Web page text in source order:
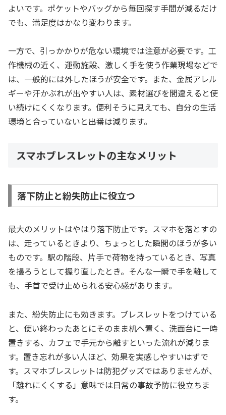
よいです。ポケットやバッグから毎回探す手間が減るだけ
でも、満足度はかなり変わります。
一方で、引っかかりが危ない環境では注意が必要です。工
作機械の近く、運動施設、激しく手を使う作業現場などで
は、一般的には外したほうが安全です。また、金属アレル
ギーや汗かぶれが出やすい人は、素材選びを間違えると使
い続けにくくなります。便利そうに見えても、自分の生活
環境と合っていないと出番は減ります。
スマホブレスレットの主なメリット
落下防止と紛失防止に役立つ
最大のメリットはやはり落下防止です。スマホを落とすの
は、走っているときより、ちょっとした瞬間のほうが多い
ものです。駅の階段、片手で荷物を持っているとき、写真
を撮ろうとして握り直したとき。そんな一瞬で手を離して
も、手首で受け止められる安心感があります。
また、紛失防止にも効きます。ブレスレットをつけている
と、使い終わったあとにそのまま机へ置く、洗面台に一時
置きする、カフェで手元から離すといった流れが減りま
す。置き忘れが多い人ほど、効果を実感しやすいはずで
す。スマホブレスレットは防犯グッズではありませんが、
「離れにくくする」意味では日常の事故予防に役立ちま
す。